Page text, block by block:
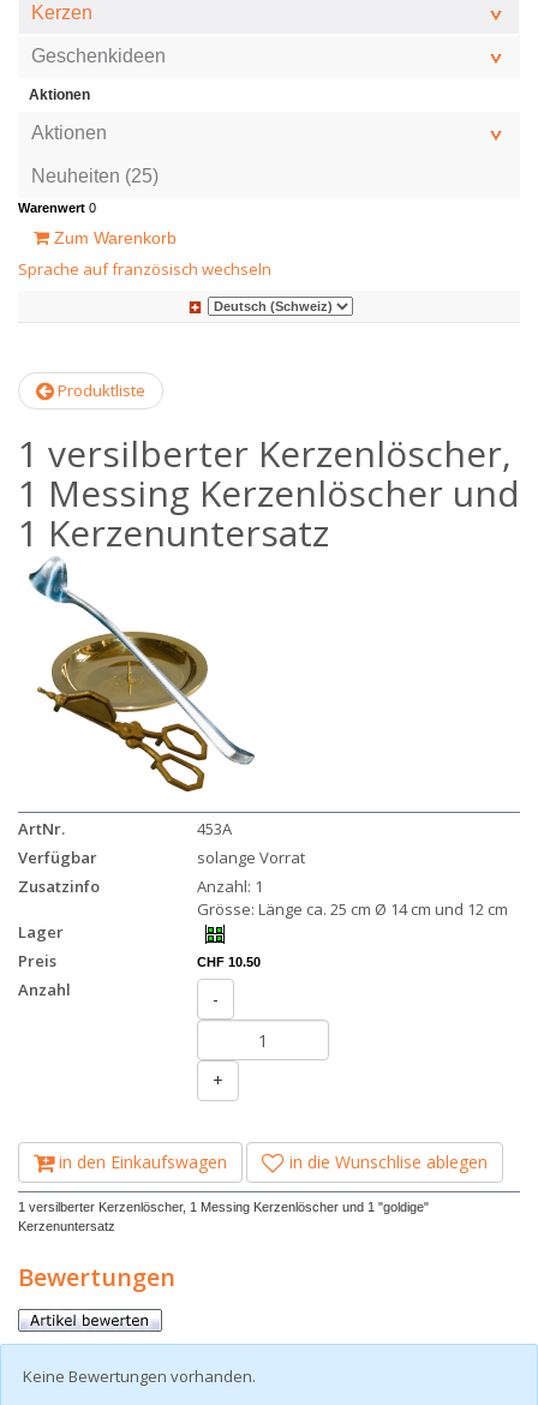
Kerzen
Geschenkideen
Aktionen
Aktionen
Neuheiten (25)
Warenwert 0
Zum Warenkorb
Sprache auf französisch wechseln
Produktliste
1 versilberter Kerzenlöscher,
1 Messing Kerzenlöscher und
1 Kerzenuntersatz
ArtNr.
453A
Verfügbar
solange Vorrat
Zusatzinfo
Anzahl: 1
Grösse: Länge ca. 25 cm Ø 14 cm und 12 cm
Lager
Preis
CHF 10.50
Anzahl -
+
in den Einkaufswagen in die Wunschlise ablegen
1 versilberter Kerzenlöscher, 1 Messing Kerzenlöscher und 1 "goldige"
Kerzenuntersatz
Bewertungen
Keine Bewertungen vorhanden.